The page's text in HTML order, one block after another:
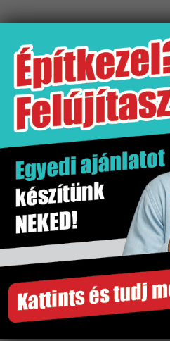
További információk
Tömeg
Értékesítési egység
Hatás
Mennyiségi egység
Méret
Vastagság
Fagyálló
Gyártó